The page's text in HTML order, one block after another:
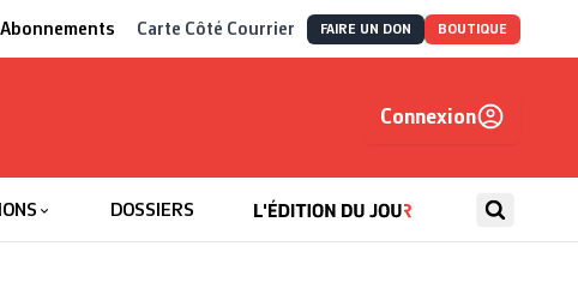
Abonnements Carte Côté Courrier FAIRE UN DON BOUTIQUE
Connexion
DOSSIERS